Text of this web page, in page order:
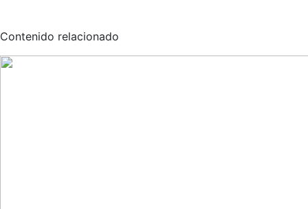
Contenido relacionado